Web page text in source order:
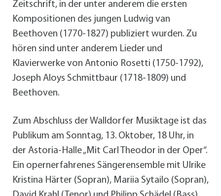
Zeitschrift, in der unter anderem die ersten
Kompositionen des jungen Ludwig van
Beethoven (1770-1827) publiziert wurden. Zu
hören sind unter anderem Lieder und
Klavierwerke von Antonio Rosetti (1750-1792),
Joseph Aloys Schmittbaur (1718-1809) und
Beethoven.
Zum Abschluss der Walldorfer Musiktage ist das
Publikum am Sonntag, 13. Oktober, 18 Uhr, in
der Astoria-Halle „Mit Carl Theodor in der Oper“.
Ein opernerfahrenes Sängerensemble mit Ulrike
Kristina Härter (Sopran), Mariia Sytailo (Sopran),